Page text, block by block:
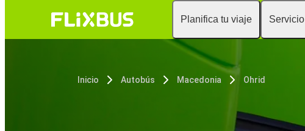
Planifica tu viaje Servicio
Inicio Autobús Macedonia Ohrid